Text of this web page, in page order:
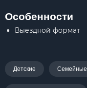
Особенности
Выездной формат
Детские Семейные